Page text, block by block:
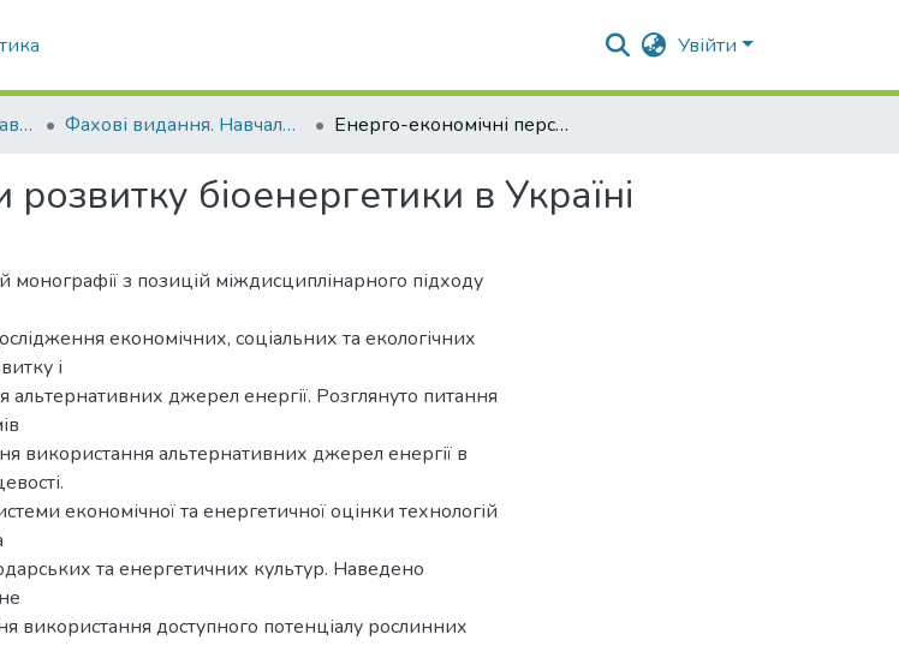
Увійти
Друковані видання. Навчально-науковий інститут агротехнологій, селекції та екології Фахові видання. Навчально-науковий інститут агротехнологій, селекції та екології Енерго-економічні перспективи розвитку біоенергетики в Україні
біоенергетики в Україні
монографії з позицій міждисциплінарного підходу
економічних, соціальних та екологічних
і
альтернативних джерел енергії. Розглянуто питання
використання альтернативних джерел енергії в
економічної та енергетичної оцінки технологій
та енергетичних культур. Наведено
використання доступного потенціалу рослинних